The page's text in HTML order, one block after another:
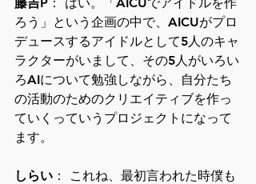
ろう」という企画の中で、AICUがプロ
デュースするアイドルとして5人のキャ
ラクターがいまして、その5人がいろい
ろAIについて勉強しながら、自分たち
の活動のためのクリエイティブを作っ
ていくっていうプロジェクトになって
ます。
しらい ： これね、最初言われた時僕も